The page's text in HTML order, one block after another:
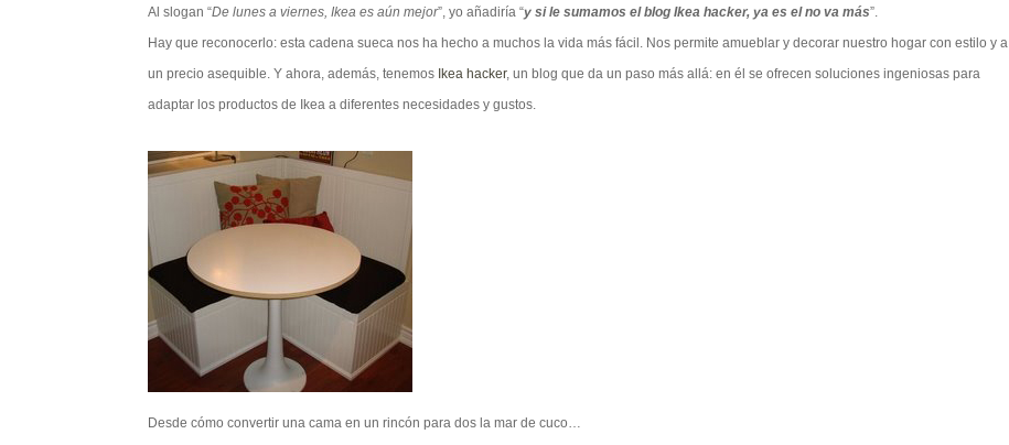
Al slogan “De lunes a viernes, Ikea es aún mejor”, yo añadiría “y si le sumamos el blog Ikea hacker, ya es el no va más”.
Hay que reconocerlo: esta cadena sueca nos ha hecho a muchos la vida más fácil. Nos permite amueblar y decorar nuestro hogar con estilo y a
un precio asequible. Y ahora, además, tenemos Ikea hacker, un blog que da un paso más allá: en él se ofrecen soluciones ingeniosas para
adaptar los productos de Ikea a diferentes necesidades y gustos.
Desde cómo convertir una cama en un rincón para dos la mar de cuco…